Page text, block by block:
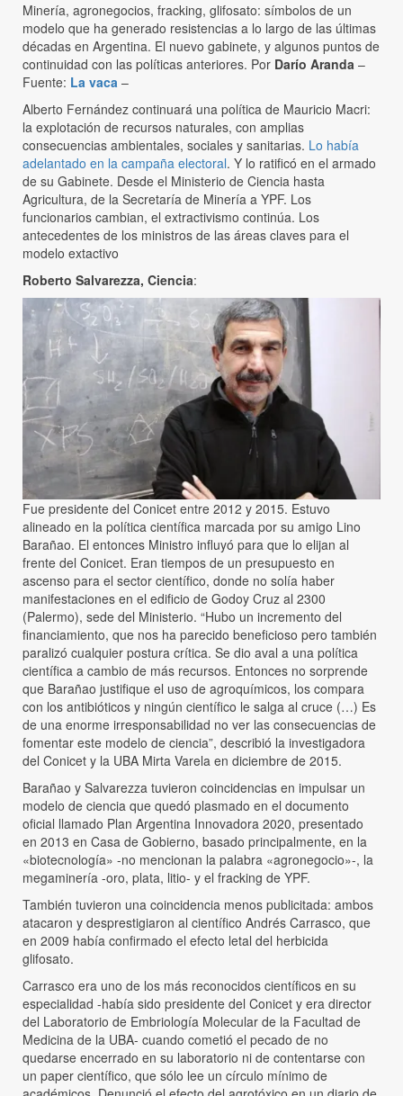
Minería, agronegocios, fracking, glifosato: símbolos de un
modelo que ha generado resistencias a lo largo de las últimas
décadas en Argentina. El nuevo gabinete, y algunos puntos de
continuidad con las políticas anteriores. Por Darío Aranda –
Fuente: La vaca –
Alberto Fernández continuará una política de Mauricio Macri:
la explotación de recursos naturales, con amplias
consecuencias ambientales, sociales y sanitarias. Lo había
adelantado en la campaña electoral. Y lo ratificó en el armado
de su Gabinete. Desde el Ministerio de Ciencia hasta
Agricultura, de la Secretaría de Minería a YPF. Los
funcionarios cambian, el extractivismo continúa. Los
antecedentes de los ministros de las áreas claves para el
modelo extactivo
Roberto Salvarezza, Ciencia:
Fue presidente del Conicet entre 2012 y 2015. Estuvo
alineado en la política científica marcada por su amigo Lino
Barañao. El entonces Ministro influyó para que lo elijan al
frente del Conicet. Eran tiempos de un presupuesto en
ascenso para el sector científico, donde no solía haber
manifestaciones en el edificio de Godoy Cruz al 2300
(Palermo), sede del Ministerio. “Hubo un incremento del
financiamiento, que nos ha parecido beneficioso pero también
paralizó cualquier postura crítica. Se dio aval a una política
científica a cambio de más recursos. Entonces no sorprende
que Barañao justifique el uso de agroquímicos, los compara
con los antibióticos y ningún científico le salga al cruce (…) Es
de una enorme irresponsabilidad no ver las consecuencias de
fomentar este modelo de ciencia”, describió la investigadora
del Conicet y la UBA Mirta Varela en diciembre de 2015.
Barañao y Salvarezza tuvieron coincidencias en impulsar un
modelo de ciencia que quedó plasmado en el documento
oficial llamado Plan Argentina Innovadora 2020, presentado
en 2013 en Casa de Gobierno, basado principalmente, en la
«biotecnología» -no mencionan la palabra «agronegocio»-, la
megaminería -oro, plata, litio- y el fracking de YPF.
También tuvieron una coincidencia menos publicitada: ambos
atacaron y desprestigiaron al científico Andrés Carrasco, que
en 2009 había confirmado el efecto letal del herbicida
glifosato.
Carrasco era uno de los más reconocidos científicos en su
especialidad -había sido presidente del Conicet y era director
del Laboratorio de Embriología Molecular de la Facultad de
Medicina de la UBA- cuando cometió el pecado de no
quedarse encerrado en su laboratorio ni de contentarse con
un paper científico, que sólo lee un círculo mínimo de